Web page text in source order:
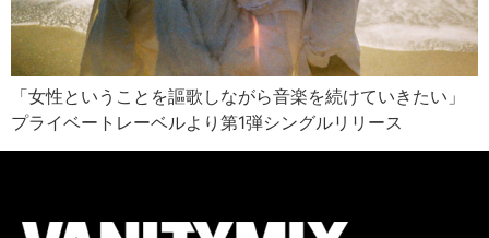
「女性ということを謳歌しながら音楽を続けていきたい」
プライベートレーベルより第1弾シングルリリース